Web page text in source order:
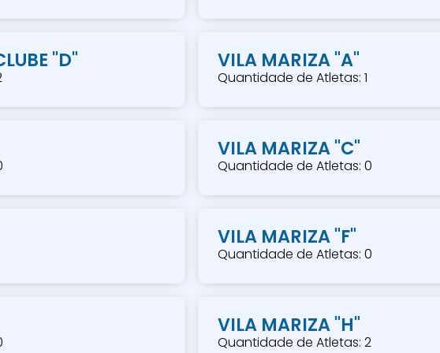
"D" VILA MARIZA "A"
Quantidade de Atletas: 1
VILA MARIZA "C"
Quantidade de Atletas: 0
VILA MARIZA "F"
Quantidade de Atletas: 0
VILA MARIZA "H"
Quantidade de Atletas: 2